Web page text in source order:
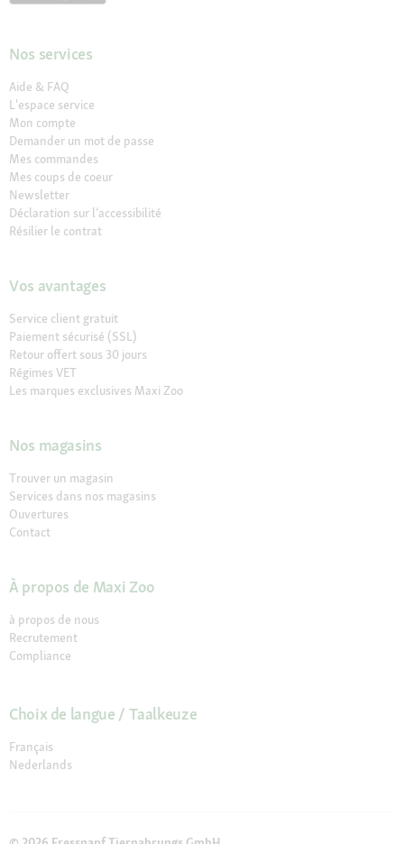
Nos services
Aide & FAQ
L'espace service
Mon compte
Demander un mot de passe
Mes commandes
Mes coups de coeur
Newsletter
Déclaration sur l’accessibilité
Résilier le contrat
Vos avantages
Service client gratuit
Paiement sécurisé (SSL)
Retour offert sous 30 jours
Régimes VET
Les marques exclusives Maxi Zoo
Nos magasins
Trouver un magasin
Services dans nos magasins
Ouvertures
Contact
À propos de Maxi Zoo
à propos de nous
Recrutement
Compliance
Choix de langue / Taalkeuze
Français
Nederlands